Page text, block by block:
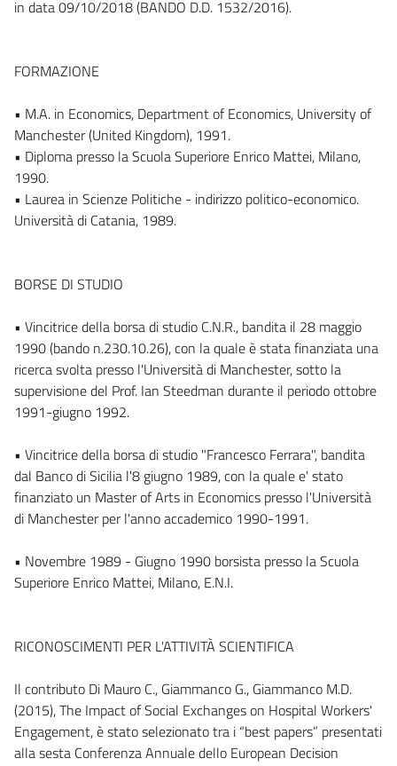
in data 09/10/2018 (BANDO D.D. 1532/2016).
FORMAZIONE
• M.A. in Economics, Department of Economics, University of
Manchester (United Kingdom), 1991.
• Diploma presso la Scuola Superiore Enrico Mattei, Milano,
1990.
• Laurea in Scienze Politiche - indirizzo politico-economico.
Università di Catania, 1989.
BORSE DI STUDIO
• Vincitrice della borsa di studio C.N.R., bandita il 28 maggio
1990 (bando n.230.10.26), con la quale è stata finanziata una
ricerca svolta presso l'Università di Manchester, sotto la
supervisione del Prof. Ian Steedman durante il periodo ottobre
1991-giugno 1992.
• Vincitrice della borsa di studio "Francesco Ferrara", bandita
dal Banco di Sicilia l'8 giugno 1989, con la quale e' stato
finanziato un Master of Arts in Economics presso l'Università
di Manchester per l'anno accademico 1990-1991.
• Novembre 1989 - Giugno 1990 borsista presso la Scuola
Superiore Enrico Mattei, Milano, E.N.I.
RICONOSCIMENTI PER L'ATTIVITÀ SCIENTIFICA
Il contributo Di Mauro C., Giammanco G., Giammanco M.D.
(2015), The Impact of Social Exchanges on Hospital Workers'
Engagement, è stato selezionato tra i “best papers” presentati
alla sesta Conferenza Annuale dello European Decision